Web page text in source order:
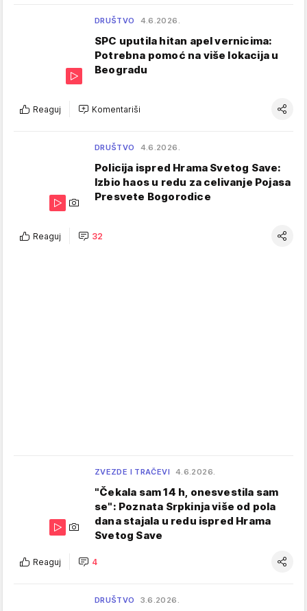
DRUŠTVO 4.6.2026.
SPC uputila hitan apel vernicima:
Potrebna pomoć na više lokacija u
Beogradu
Reaguj Komentariši
DRUŠTVO 4.6.2026.
Policija ispred Hrama Svetog Save:
Izbio haos u redu za celivanje Pojasa
Presvete Bogorodice
Reaguj 32
ZVEZDE I TRAČEVI 4.6.2026.
"Čekala sam 14 h, onesvestila sam
se": Poznata Srpkinja više od pola
dana stajala u redu ispred Hrama
Svetog Save
Reaguj 4
DRUŠTVO 3.6.2026.